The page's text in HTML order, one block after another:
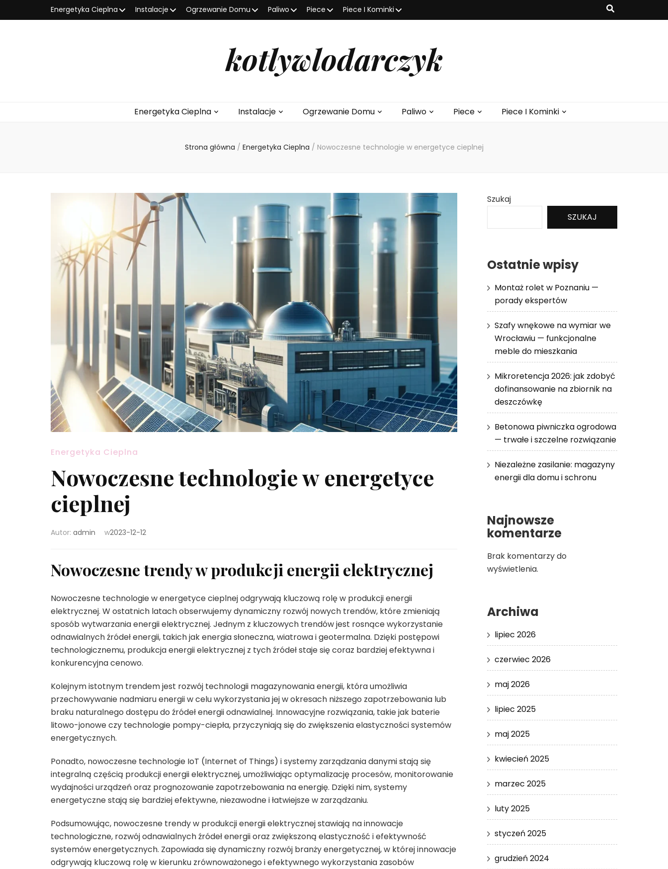
Energetyka Cieplna Instalacje Ogrzewanie Domu Paliwo Piece Piece I Kominki
kotlywlodarczyk
Energetyka Cieplna Instalacje Ogrzewanie Domu Paliwo Piece Piece I Kominki
Strona główna / Energetyka Cieplna / Nowoczesne technologie w energetyce cieplnej
Energetyka Cieplna
Nowoczesne technologie w energetyce
cieplnej
Autor: admin w2023-12-12
Nowoczesne trendy w produkcji energii elektrycznej
Nowoczesne technologie w energetyce cieplnej odgrywają kluczową rolę w produkcji energii
elektrycznej. W ostatnich latach obserwujemy dynamiczny rozwój nowych trendów, które zmieniają
sposób wytwarzania energii elektrycznej. Jednym z kluczowych trendów jest rosnące wykorzystanie
odnawialnych źródeł energii, takich jak energia słoneczna, wiatrowa i geotermalna. Dzięki postępowi
technologicznemu, produkcja energii elektrycznej z tych źródeł staje się coraz bardziej efektywna i
konkurencyjna cenowo.
Kolejnym istotnym trendem jest rozwój technologii magazynowania energii, która umożliwia
przechowywanie nadmiaru energii w celu wykorzystania jej w okresach niższego zapotrzebowania lub
braku naturalnego dostępu do źródeł energii odnawialnej. Innowacyjne rozwiązania, takie jak baterie
litowo-jonowe czy technologie pompy-ciepła, przyczyniają się do zwiększenia elastyczności systemów
energetycznych.
Ponadto, nowoczesne technologie IoT (Internet of Things) i systemy zarządzania danymi stają się
integralną częścią produkcji energii elektrycznej, umożliwiając optymalizację procesów, monitorowanie
wydajności urządzeń oraz prognozowanie zapotrzebowania na energię. Dzięki nim, systemy
energetyczne stają się bardziej efektywne, niezawodne i łatwiejsze w zarządzaniu.
Podsumowując, nowoczesne trendy w produkcji energii elektrycznej stawiają na innowacje
technologiczne, rozwój odnawialnych źródeł energii oraz zwiększoną elastyczność i efektywność
systemów energetycznych. Zapowiada się dynamiczny rozwój branży energetycznej, w której innowacje
odgrywają kluczową rolę w kierunku zrównoważonego i efektywnego wykorzystania zasobów
Szukaj
SZUKAJ
Ostatnie wpisy
Montaż rolet w Poznaniu —
porady ekspertów
Szafy wnękowe na wymiar we
Wrocławiu — funkcjonalne
meble do mieszkania
Mikroretencja 2026: jak zdobyć
dofinansowanie na zbiornik na
deszczówkę
Betonowa piwniczka ogrodowa
— trwałe i szczelne rozwiązanie
Niezależne zasilanie: magazyny
energii dla domu i schronu
Najnowsze
komentarze
Brak komentarzy do
wyświetlenia.
Archiwa
lipiec 2026
czerwiec 2026
maj 2026
lipiec 2025
maj 2025
kwiecień 2025
marzec 2025
luty 2025
styczeń 2025
grudzień 2024